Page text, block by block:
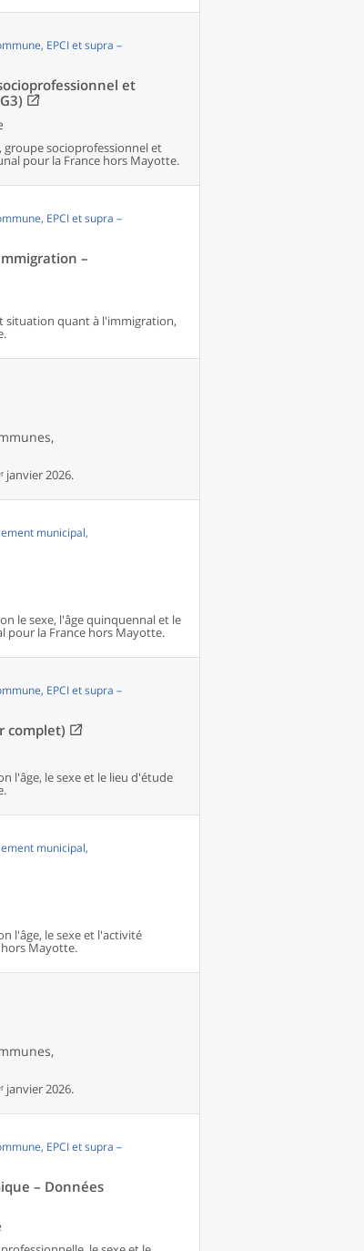
EPCI et supra –
et
socioprofessionnel et
pour la France hors Mayotte.
EPCI et supra –
–
situation quant à l'immigration,
janvier 2026.
municipal,
le sexe, l'âge quinquennal et le
pour la France hors Mayotte.
EPCI et supra –
complet)
l'âge, le sexe et le lieu d'étude
municipal,
l'âge, le sexe et l'activité
Mayotte.
janvier 2026.
EPCI et supra –
– Données